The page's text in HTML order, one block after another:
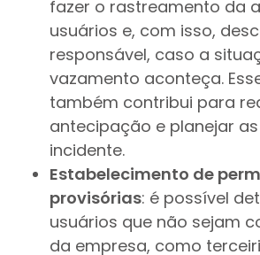
fazer o rastreamento da
usuários e, com isso,
responsável, caso a
vazamento aconteça.
também contribui para
antecipação e planejar
incidente.
Estabelecimento de
provisórias: é possível
usuários que não sejam
da empresa, como